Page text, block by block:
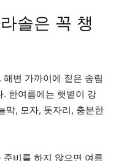
솔은 꼭 챙
변 가까이에 짙은 송림
한여름에는 햇볕이 강
막, 모자, 돗자리, 충분한
비를 하지 않으면 여름